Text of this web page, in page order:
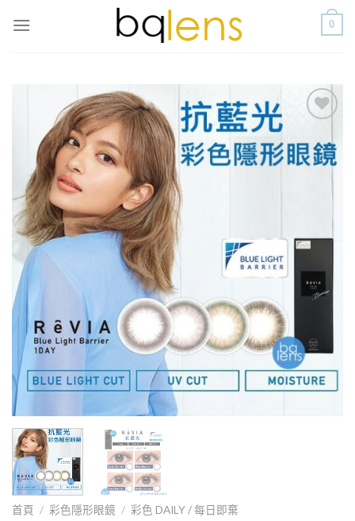
0
到喜
愛清
首頁 / 彩色隱形眼鏡 / 彩色 DAILY / 每日即棄